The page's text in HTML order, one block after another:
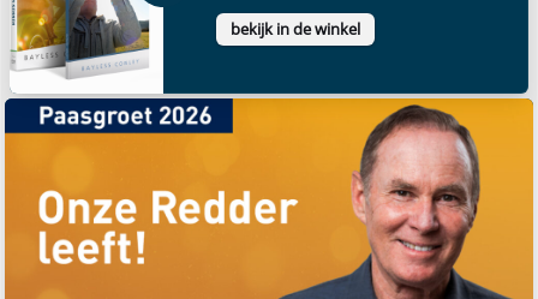
bekijk in de winkel